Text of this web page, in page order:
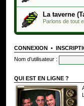
La taverne
Parlons de tout
CONNEXION •
Nom d’utilisateur :
QUI EST EN LIGNE ?